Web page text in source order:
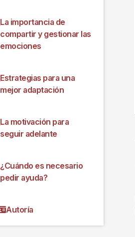
La importancia de
compartir y gestionar las
emociones
Estrategias para una
mejor adaptación
La motivación para
seguir adelante
¿Cuándo es necesario
pedir ayuda?
Autoría